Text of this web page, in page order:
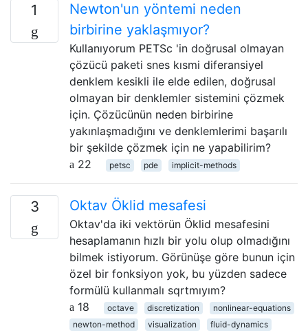
1
Newton'un yöntemi neden
birbirine yaklaşmıyor?
Kullanıyorum PETSc 'in doğrusal olmayan
çözücü paketi snes kısmi diferansiyel
denklem kesikli ile elde edilen, doğrusal
olmayan bir denklemler sistemini çözmek
için. Çözücünün neden birbirine
yakınlaşmadığını ve denklemlerimi başarılı
bir şekilde çözmek için ne yapabilirim?
22
petsc pde implicit-methods
3 Oktav Öklid mesafesi
Oktav'da iki vektörün Öklid mesafesini
hesaplamanın hızlı bir yolu olup olmadığını
bilmek istiyorum. Görünüşe göre bunun için
özel bir fonksiyon yok, bu yüzden sadece
formülü kullanmalı sqrtmıyım?
18
octave discretization
nonlinear-equations
newton-method
visualization
fluid-dynamics